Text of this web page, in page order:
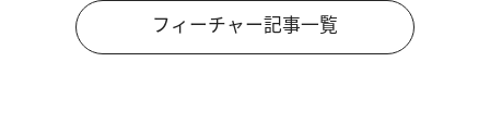
フィーチャー記事一覧